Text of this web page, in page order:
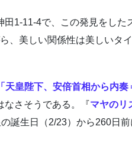
1-11-4で、この発見をした
、美しい関係性は美しいタ
「天皇陛下、安倍首相から内
なさそうである。『マヤのリ
誕生日（2/23）から260日